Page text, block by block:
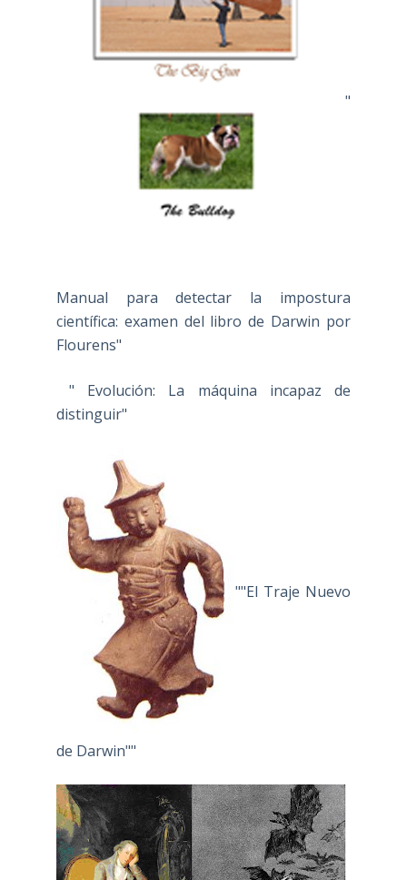
"
Manual para detectar la impostura
científica: examen del libro de Darwin por
Flourens"
" Evolución: La máquina incapaz de
distinguir"
""El Traje Nuevo
de Darwin""